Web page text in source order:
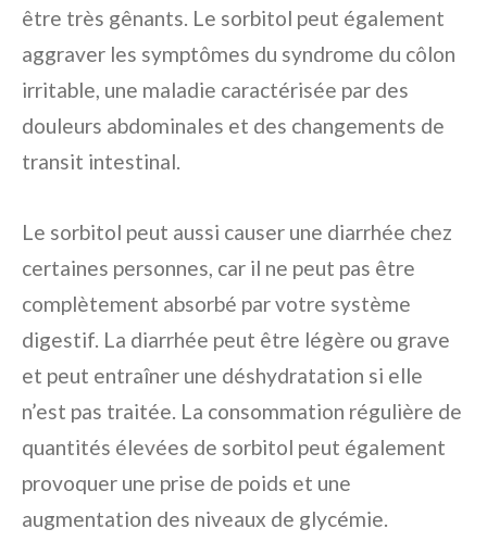
être très gênants. Le sorbitol peut également
aggraver les symptômes du syndrome du côlon
irritable, une maladie caractérisée par des
douleurs abdominales et des changements de
transit intestinal.
Le sorbitol peut aussi causer une diarrhée chez
certaines personnes, car il ne peut pas être
complètement absorbé par votre système
digestif. La diarrhée peut être légère ou grave
et peut entraîner une déshydratation si elle
n’est pas traitée. La consommation régulière de
quantités élevées de sorbitol peut également
provoquer une prise de poids et une
augmentation des niveaux de glycémie.